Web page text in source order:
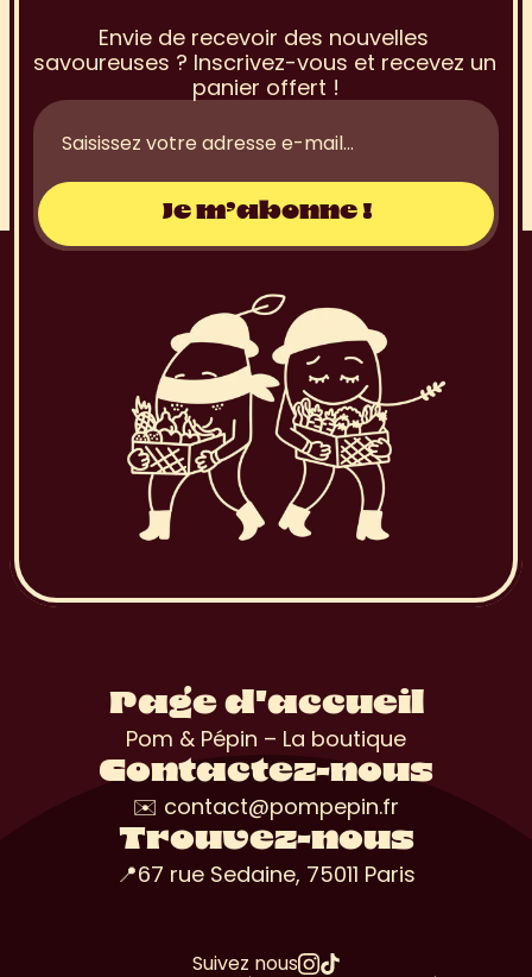
la Newslette
Envie de recevoir des nouvelles
savoureuses ? Inscrivez-vous et recevez un
panier offert !
Page d'accueil
Pom & Pépin – La boutique
Contactez-nous
✉️ contact@pompepin.fr
Trouvez-nous
📍67 rue Sedaine, 75011 Paris
Suivez nous